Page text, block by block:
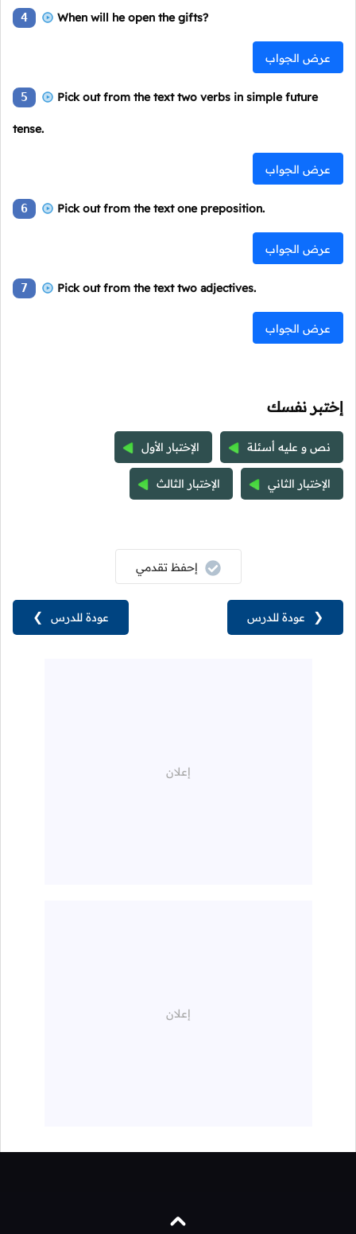
4 When will he open the gifts?
عرض الجواب
5 Pick out from the text two verbs in simple future
tense.
عرض الجواب
6 Pick out from the text one preposition.
عرض الجواب
7 Pick out from the text two adjectives.
عرض الجواب
إختبر نفسك
نص و عليه أسئلة الإختبار الأول
الإختبار الثاني الإختبار الثالث
عودة للدرس ❯
إحفظ تقدمي
❮ عودة للدرس